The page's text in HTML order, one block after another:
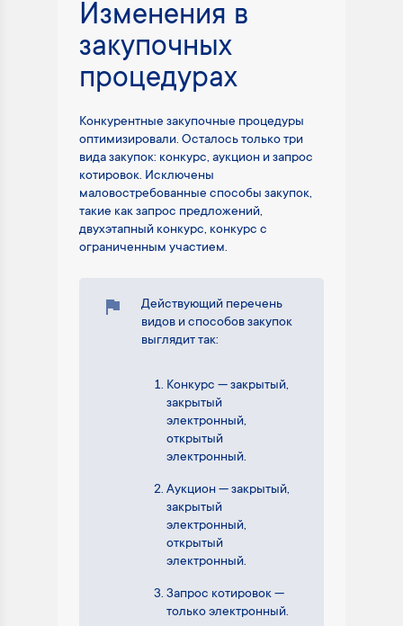
Изменения в
закупочных
процедурах
Конкурентные закупочные процедуры
оптимизировали. Осталось только три
вида закупок: конкурс, аукцион и запрос
котировок. Исключены
маловостребованные способы закупок,
такие как запрос предложений,
двухэтапный конкурс, конкурс с
ограниченным участием.
Действующий перечень
видов и способов закупок
выглядит так:
Конкурс — закрытый,
закрытый
электронный,
открытый
электронный.
Аукцион — закрытый,
закрытый
электронный,
открытый
электронный.
Запрос котировок —
только электронный.